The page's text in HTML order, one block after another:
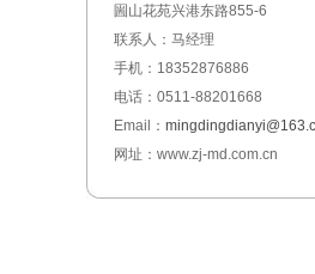
圌山花苑兴港东路855-6
联系人：马经理
手机：18352876886
电话：0511-88201668
Email：
网址：www.zj-md.com.cn